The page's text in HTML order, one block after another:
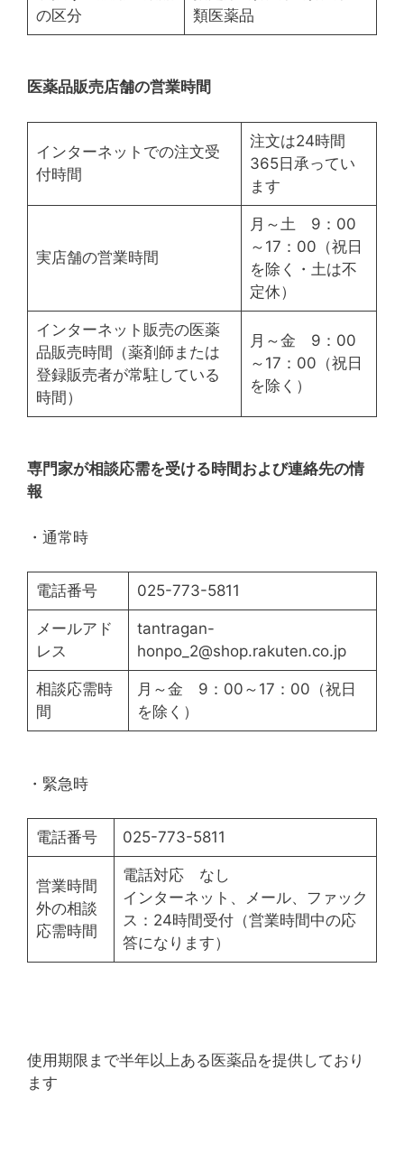
の区分
類医薬品
医薬品販売店舗の営業時間
インターネットでの注文受
付時間
注文は24時間
365日承ってい
ます
実店舗の営業時間
月～土 9：00
～17：00（祝日
を除く・土は不
定休）
インターネット販売の医薬
品販売時間（薬剤師または
登録販売者が常駐している
時間）
月～金 9：00
～17：00（祝日
を除く）
専門家が相談応需を受ける時間および連絡先の情
報
・通常時
電話番号 025-773-5811
メールアド
レス
tantragan-
honpo_2@shop.rakuten.co.jp
相談応需時
間
月～金 9：00～17：00（祝日
を除く）
・緊急時
電話番号 025-773-5811
営業時間
外の相談
応需時間
電話対応 なし
インターネット、メール、ファック
ス：24時間受付（営業時間中の応
答になります）
使用期限まで半年以上ある医薬品を提供しており
ます